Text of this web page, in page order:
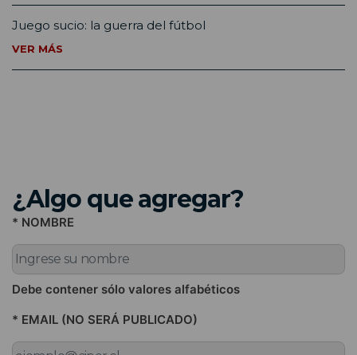
Juego sucio: la guerra del fútbol
VER MÁS
¿Algo que agregar?
* NOMBRE
Debe contener sólo valores alfabéticos
* EMAIL (NO SERÁ PUBLICADO)